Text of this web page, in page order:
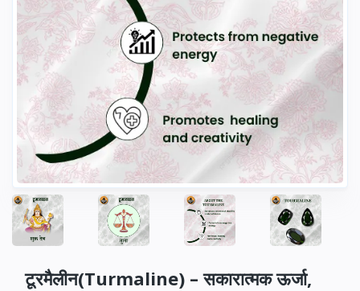
टूरमैलीन(Turmaline) – सकारात्मक ऊर्जा,